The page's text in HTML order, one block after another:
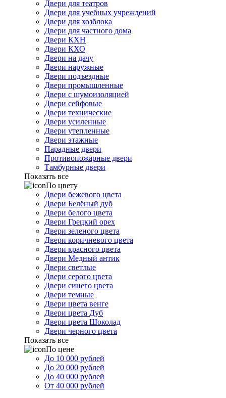
Двери для театров
Двери для учебных учреждений
Двери для хозблока
Двери для частного дома
Двери КХН
Двери КХО
Двери на дачу
Двери наружные
Двери подъездные
Двери промышленные
Двери с шумоизоляцией
Двери сейфовые
Двери технические
Двери усиленные
Двери утепленные
Двери этажные
Парадные двери
Противопожарные двери
Тамбурные двери
Показать все
По цвету
Двери бежевого цвета
Двери Белёный дуб
Двери белого цвета
Двери Грецкий орех
Двери зеленого цвета
Двери коричневого цвета
Двери красного цвета
Двери Медный антик
Двери светлые
Двери серого цвета
Двери синего цвета
Двери темные
Двери цвета венге
Двери цвета Дуб
Двери цвета Шоколад
Двери черного цвета
Показать все
По цене
До 10 000 рублей
До 20 000 рублей
До 40 000 рублей
От 40 000 рублей